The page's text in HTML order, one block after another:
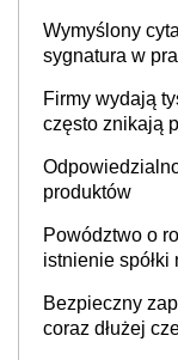
Wymyślony
sygnatura w
Firmy wydają
często znikają
produktów
Powództwo o
istnienie
Bezpieczny
coraz dłużej